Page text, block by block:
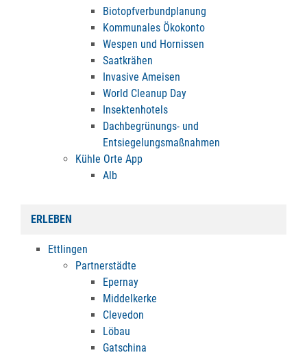
Biotopfverbundplanung
Kommunales Ökokonto
Wespen und Hornissen
Saatkrähen
Invasive Ameisen
World Cleanup Day
Insektenhotels
Dachbegrünungs- und
Entsiegelungsmaßnahmen
Kühle Orte App
Alb
ERLEBEN
Ettlingen
Partnerstädte
Epernay
Middelkerke
Clevedon
Löbau
Gatschina